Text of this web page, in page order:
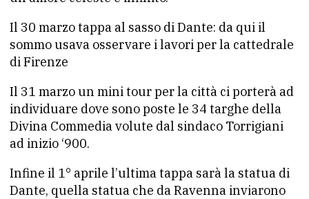
Il 30 marzo tappa al sasso di Dante: da qui il
sommo usava osservare i lavori per la cattedrale
di Firenze
Il 31 marzo un mini tour per la città ci porterà ad
individuare dove sono poste le 34 targhe della
Divina Commedia volute dal sindaco Torrigiani
ad inizio ‘900.
Infine il 1° aprile l’ultima tappa sarà la statua di
Dante, quella statua che da Ravenna inviarono